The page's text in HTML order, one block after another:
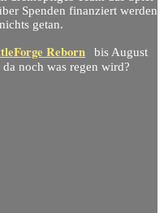
Spenden finanziert werden
getan.
Reborn
bis August
noch was regen wird?